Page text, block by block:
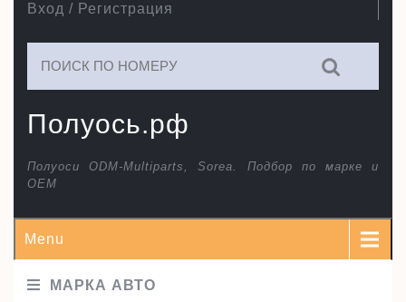
Полуось.рф
Полуоси ODM-Multiparts, Sorea. Подбор по марке и
ОЕМ
Вход / Регистрация
Menu
МАРКА АВТО